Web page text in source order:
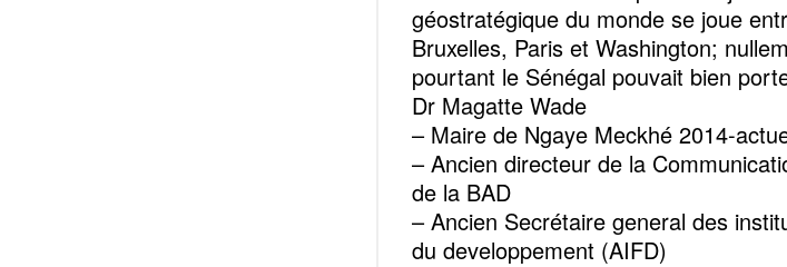
géostratégique du monde se joue
Bruxelles, Paris et Washington;
pourtant le Sénégal pouvait bien
Dr Magatte Wade
– Maire de Ngaye Meckhé 2014-
– Ancien directeur de la
de la BAD
– Ancien Secrétaire general des
du developpement (AIFD)